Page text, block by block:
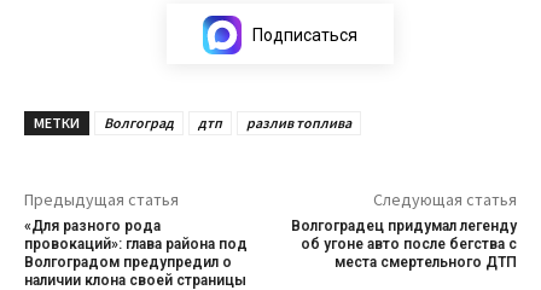
Подписаться
МЕТКИ Волгоград дтп разлив топлива
Предыдущая статья
«Для разного рода
провокаций»: глава района под
Волгоградом предупредил о
наличии клона своей страницы
Следующая статья
Волгоградец придумал легенду
об угоне авто после бегства с
места смертельного ДТП